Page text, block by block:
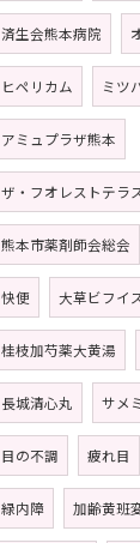
済生会熊本病院
ヒペリカム ミツ
アミュプラザ熊本
ザ・フオレストテラ
熊本市薬剤師会総会
快便 大草ビフイ
桂枝加芍薬大黄湯
長城清心丸 サメ
目の不調 疲れ目
緑内障 加齢黄班